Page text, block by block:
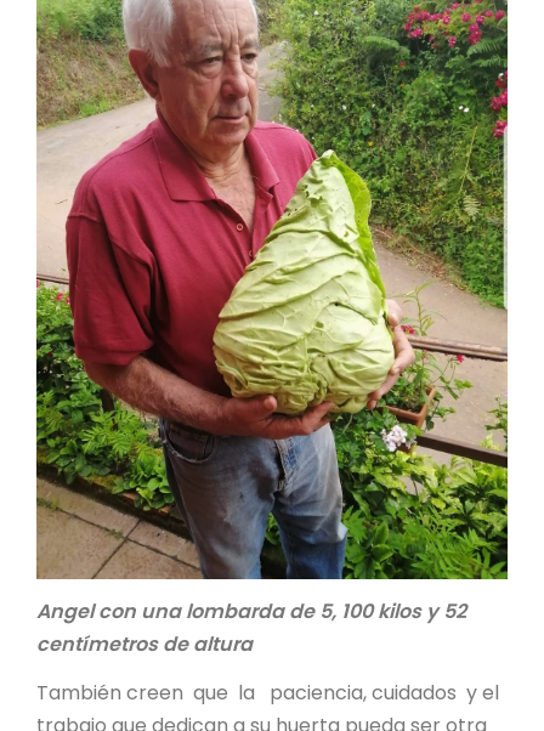
Angel con una lombarda de 5, 100 kilos y 52
centímetros de altura
También creen que la paciencia, cuidados y el